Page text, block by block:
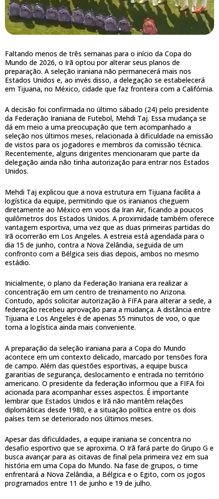
Faltando menos de três semanas para o início da Copa do
Mundo de 2026, o Irã optou por alterar seus planos de
preparação. A seleção iraniana não permanecerá mais nos
Estados Unidos e, ao invés disso, a delegação se estabelecerá
em Tijuana, no México, cidade que faz fronteira com a Califórnia.
A decisão foi confirmada no último sábado (24) pelo presidente
da Federação Iraniana de Futebol, Mehdi Taj. Essa mudança se
dá em meio a uma preocupação que tem acompanhado a
seleção nos últimos meses, relacionada à dificuldade na emissão
de vistos para os jogadores e membros da comissão técnica.
Recentemente, alguns dirigentes mencionaram que parte da
delegação ainda não tinha autorização para entrar nos Estados
Unidos.
Mehdi Taj explicou que a nova estrutura em Tijuana facilita a
logística da equipe, permitindo que os iranianos cheguem
diretamente ao México em voos da Iran Air, ficando a poucos
quilômetros dos Estados Unidos. A proximidade também oferece
vantagem esportiva, uma vez que as duas primeiras partidas do
Irã ocorrerão em Los Angeles. A estreia está agendada para o
dia 15 de junho, contra a Nova Zelândia, seguida de um
confronto com a Bélgica seis dias depois, ambos no mesmo
estádio.
Inicialmente, o plano da Federação Iraniana era realizar a
concentração em um centro de treinamento no Arizona.
Contudo, após solicitar autorização à FIFA para alterar a sede, a
federação recebeu aprovação para a mudança. A distância entre
Tijuana e Los Angeles é de apenas 55 minutos de voo, o que
torna a logística ainda mais conveniente.
A preparação da seleção iraniana para a Copa do Mundo
acontece em um contexto delicado, marcado por tensões fora
de campo. Além das questões esportivas, a equipe busca
garantias de segurança, deslocamento e entrada no território
americano. O presidente da federação informou que a FIFA foi
acionada para acompanhar esses aspectos. É importante
lembrar que Estados Unidos e Irã não mantêm relações
diplomáticas desde 1980, e a situação política entre os dois
países tem se deteriorado nos últimos meses.
Apesar das dificuldades, a equipe iraniana se concentra no
desafio esportivo que se aproxima. O Irã fará parte do Grupo G e
busca avançar para as oitavas de final pela primeira vez em sua
história em uma Copa do Mundo. Na fase de grupos, o time
enfrentará a Nova Zelândia, a Bélgica e o Egito, com os jogos
programados entre 11 de junho e 19 de julho.